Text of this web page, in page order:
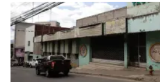
seconds